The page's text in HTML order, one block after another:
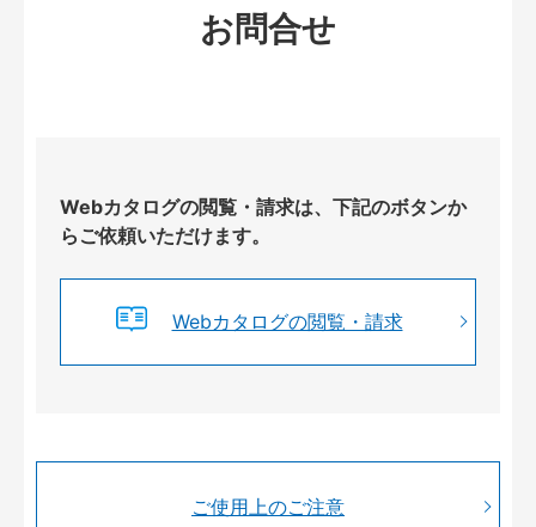
お問合せ
Webカタログの閲覧・請求は、下記のボタンか
らご依頼いただけます。
Webカタログの閲覧・請求
ご使用上のご注意